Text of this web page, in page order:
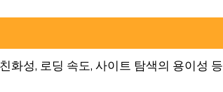
화성, 로딩 속도, 사이트 탐색의 용이성